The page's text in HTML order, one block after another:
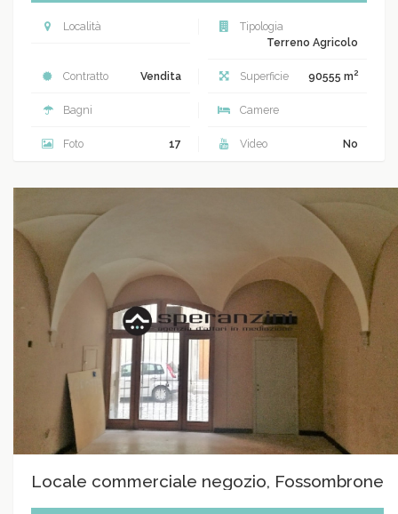
Località
Tipologia
Terreno Agricolo
Contratto Vendita Superficie 90555 m2
Bagni Camere
Foto 17 Video No
Locale commerciale negozio, Fossombrone